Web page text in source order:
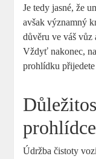
Je tedy jasné, že
avšak významný
důvěru ve váš vůz
Vždyť nakonec,
prohlídku
prohlídce
Údržba čistoty